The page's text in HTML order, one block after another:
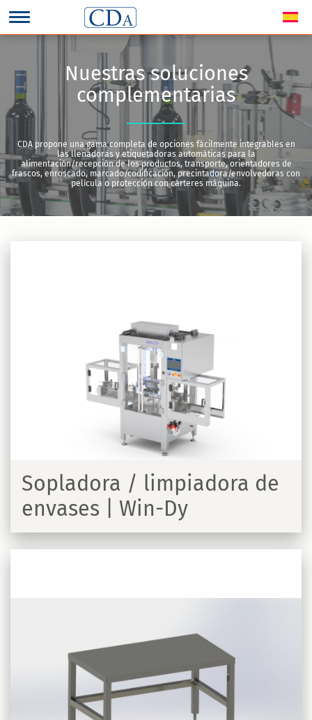
Nuestras soluciones
complementarias
CDA propone una gama completa de opciones fácilmente integrables en
las llenadoras y etiquetadoras automáticas para la
alimentación/recepción de los productos, transporte, orientadores de
frascos, enroscado, marcado/codificación, precintadora/envolvedoras con
película o protección con cárteres máquina.
Sopladora / limpiadora de
envases | Win-Dy